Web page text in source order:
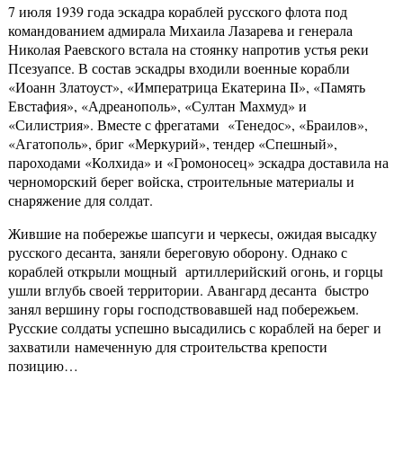
7 июля 1939 года эскадра кораблей русского флота под
командованием адмирала Михаила Лазарева и генерала
Николая Раевского встала на стоянку напротив устья реки
Псезуапсе. В состав эскадры входили военные корабли
«Иоанн Златоуст», «Императрица Екатерина II», «Память
Евстафия», «Адреанополь», «Султан Махмуд» и
«Силистрия». Вместе с фрегатами «Тенедос», «Браилов»,
«Агатополь», бриг «Меркурий», тендер «Спешный»,
пароходами «Колхида» и «Громоносец» эскадра доставила на
черноморский берег войска, строительные материалы и
снаряжение для солдат.
Жившие на побережье шапсуги и черкесы, ожидая высадку
русского десанта, заняли береговую оборону. Однако с
кораблей открыли мощный артиллерийский огонь, и горцы
ушли вглубь своей территории. Авангард десанта быстро
занял вершину горы господствовавшей над побережьем.
Русские солдаты успешно высадились с кораблей на берег и
захватили намеченную для строительства крепости
позицию…